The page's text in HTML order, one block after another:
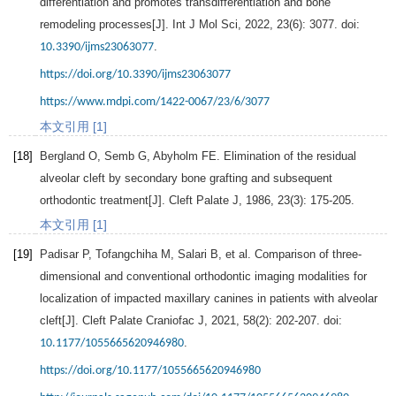
remodeling processes[J]. Int J Mol Sci 2022 23(6): 3077. doi:
10.3390/ijms23063077
https://doi.org/10.3390/ijms23063077
https://www.mdpi.com/1422-0067/23/6/3077
本文引用 [1]
[18] Bergland O Semb G Abyholm FE . Elimination of the residual
alveolar cleft by secondary bone grafting and subsequent
orthodontic treatment[J]. Cleft Palate J 1986 23(3): 175-205.
本文引用 [1]
[19] Padisar P, Tofangchiha M Salari B , et al. Comparison of three-
dimensional and conventional orthodontic imaging modalities for
localization of impacted maxillary canines in patients with alveolar
cleft[J]. Cleft Palate Craniofac J 2021 58(2): 202-207. doi:
10.1177/1055665620946980
https://doi.org/10.1177/1055665620946980